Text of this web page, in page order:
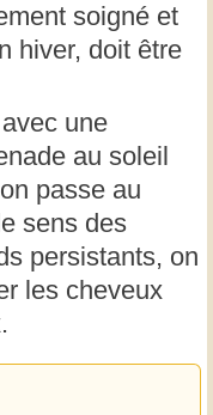
soigné et
hiver, doit être
une
au soleil
passe au
sens des
persistants, on
les cheveux